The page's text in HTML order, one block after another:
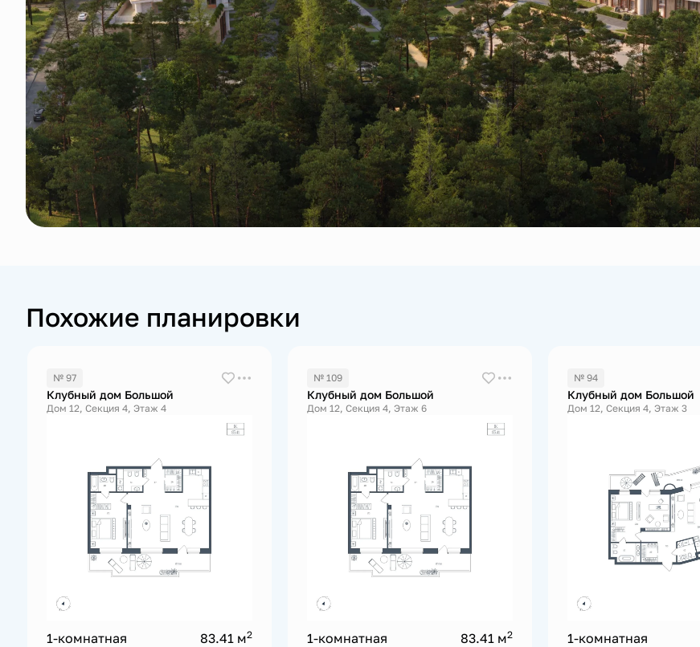
Похожие планировки
№ 97
Клубный дом Большой
Дом 12, Секция 4, Этаж 4
1-комнатная 83.41 м2
№ 109
Клубный дом Большой
Дом 12, Секция 4, Этаж 6
1-комнатная 83.41 м2
№ 94
Клубный дом Большой
Дом 12, Секция 4, Этаж 3
1-комнатная